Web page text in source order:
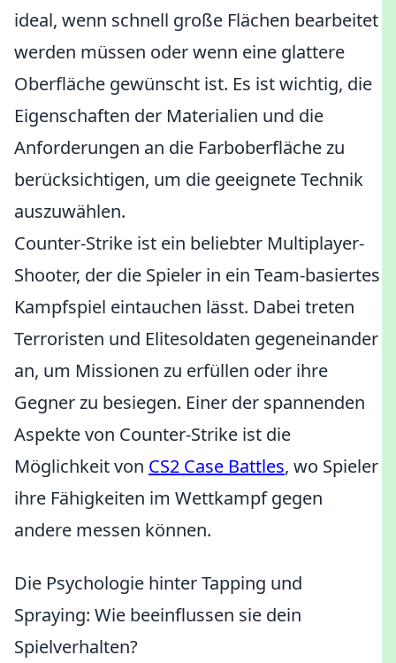
ideal, wenn schnell große Flächen bearbeitet
werden müssen oder wenn eine glattere
Oberfläche gewünscht ist. Es ist wichtig, die
Eigenschaften der Materialien und die
Anforderungen an die Farboberfläche zu
berücksichtigen, um die geeignete Technik
auszuwählen.
Counter-Strike ist ein beliebter Multiplayer-
Shooter, der die Spieler in ein Team-basiertes
Kampfspiel eintauchen lässt. Dabei treten
Terroristen und Elitesoldaten gegeneinander
an, um Missionen zu erfüllen oder ihre
Gegner zu besiegen. Einer der spannenden
Aspekte von Counter-Strike ist die
Möglichkeit von CS2 Case Battles, wo Spieler
ihre Fähigkeiten im Wettkampf gegen
andere messen können.
Die Psychologie hinter Tapping und
Spraying: Wie beeinflussen sie dein
Spielverhalten?